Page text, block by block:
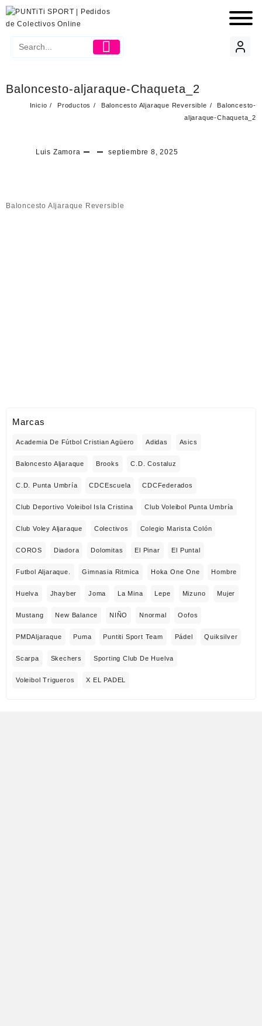
Baloncesto-aljaraque-Chaqueta_2
Inicio Productos Baloncesto Aljaraque Reversible
Baloncesto-
aljaraque-Chaqueta_2
Luis Zamora septiembre 8, 2025
Baloncesto Aljaraque Reversible
Marcas
Academia De Fútbol Cristian Agüero Adidas Asics
Baloncesto Aljaraque Brooks C.D. Costaluz
C.D. Punta Umbría CDCEscuela CDCFederados
Club Deportivo Voleibol Isla Cristina Club Voleibol Punta Umbría
Club Voley Aljaraque Colectivos Colegio Marista Colón
COROS Diadora Dolomitas El Pinar El Puntal
Futbol Aljaraque. Gimnasia Ritmica Hoka One One Hombre
Huelva Jhayber Joma La Mina Lepe Mizuno Mujer
Mustang New Balance NIÑO Nnormal Oofos
PMDAljaraque Puma Puntiti Sport Team Pádel Quiksilver
Scarpa Skechers Sporting Club De Huelva
Voleibol Trigueros X EL PADEL